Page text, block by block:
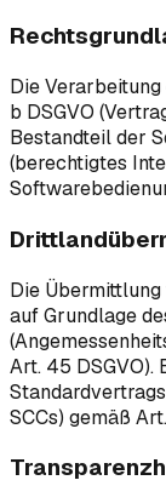
Die
b DSGVO
Bestandteil der
(berechtigtes
Die
auf Grundlage
Art. 45 DSGVO).
SCCs) gemäß